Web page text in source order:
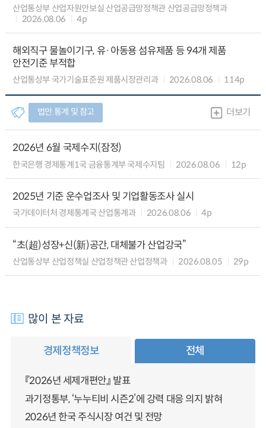
산업통상부 산업자원안보실 산업공급망정책관 산업공급망정책과
2026.08.06
4p
해외직구 물놀이기구, 유·아동용 섬유제품 등 94개 제품
안전기준 부적합
산업통상부 국가기술표준원 제품시장관리과 2026.08.06 114p
법안.통계 및 참고 더보기
2026년 6월 국제수지(잠정)
한국은행 경제통계1국 금융통계부 국제수지팀 2026.08.06 12p
2025년 기준 운수업조사 및 기업활동조사 실시
국가데이터처 경제통계국 산업통계과 2026.08.06 4p
“초(超)성장+신(新)공간, 대체불가 산업강국”
산업통상부 산업정책실 산업정책관 산업정책과 2026.08.05 29p
많이 본 자료
경제정책정보 전체
『2026년 세제개편안』 발표
과기정통부, ‘누누티비 시즌2’에 강력 대응 의지 밝혀
2026년 한국 주식시장 여건 및 전망